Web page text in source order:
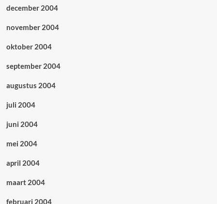
december 2004
november 2004
oktober 2004
september 2004
augustus 2004
juli 2004
juni 2004
mei 2004
april 2004
maart 2004
februari 2004